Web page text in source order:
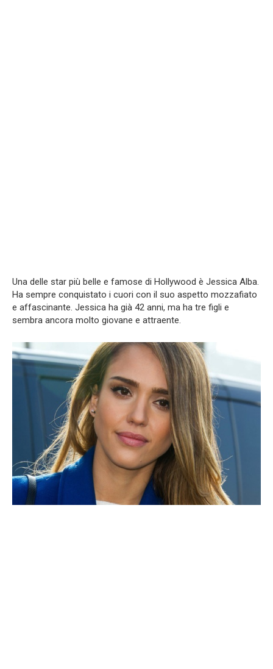
Una delle star più belle e famose di Hollywood è Jessica Alba.
Ha sempre conquistato i cuori con il suo aspetto mozzafiato
e affascinante. Jessica ha già 42 anni, ma ha tre figli e
sembra ancora molto giovane e attraente.